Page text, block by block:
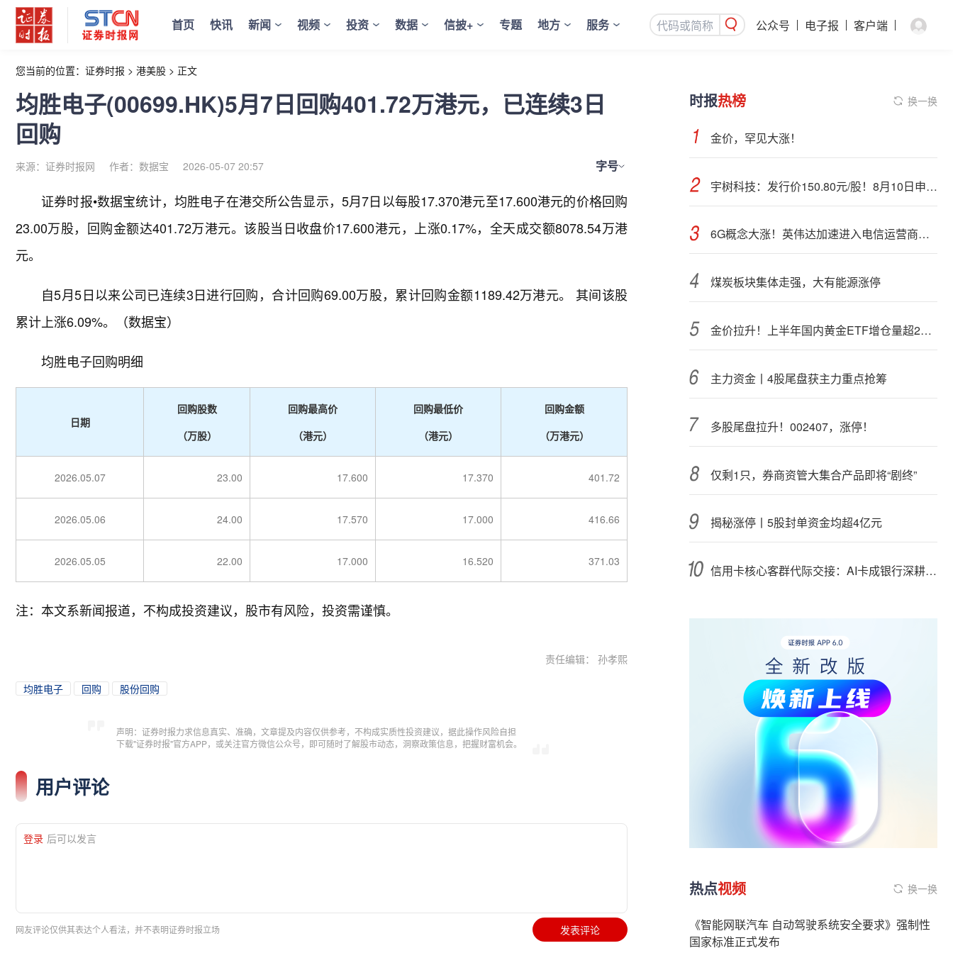
首页 快讯 新闻 视频 投资 数据 信披+ 专题 地方 服务 公众号 电子报 客户端
您当前的位置： 证券时报 > 港美股 > 正文
均胜电子(00699.HK)5月7日回购401.72万港元，已连续3日
回购
来源：证券时报网 作者：数据宝 2026-05-07 20:57 字号
证券时报•数据宝统计，均胜电子在港交所公告显示，5月7日以每股17.370港元至17.600港元的价格回购
23.00万股，回购金额达401.72万港元。该股当日收盘价17.600港元，上涨0.17%，全天成交额8078.54万港
元。
自5月5日以来公司已连续3日进行回购，合计回购69.00万股，累计回购金额1189.42万港元。 其间该股
累计上涨6.09%。（数据宝）
均胜电子回购明细
日期
回购股数
（万股）
回购最高价
（港元）
回购最低价
（港元）
回购金额
（万港元）
2026.05.07 23.00 17.600 17.370 401.72
2026.05.06 24.00 17.570 17.000 416.66
2026.05.05 22.00 17.000 16.520 371.03
注：本文系新闻报道，不构成投资建议，股市有风险，投资需谨慎。
责任编辑： 孙孝熙
均胜电子 回购 股份回购
声明：证券时报力求信息真实、准确，文章提及内容仅供参考，不构成实质性投资建议，据此操作风险自担
下载"证券时报"官方APP，或关注官方微信公众号，即可随时了解股市动态，洞察政策信息，把握财富机会。
用户评论
登录 后可以发言
网友评论仅供其表达个人看法，并不表明证券时报立场 发表评论
时报热榜 换一换
金价，罕见大涨！
宇树科技：发行价150.80元/股！8月10日申购，DeepSeek参与战略配售
6G概念大涨！英伟达加速进入电信运营商市场？
煤炭板块集体走强，大有能源涨停
金价拉升！上半年国内黄金ETF增仓量超28吨
主力资金丨4股尾盘获主力重点抢筹
多股尾盘拉升！002407，涨停！
仅剩1只，券商资管大集合产品即将“剧终”
揭秘涨停丨5股封单资金均超4亿元
信用卡核心客群代际交接：AI卡成银行深耕“新世代”首块试验田
热点视频 换一换
《智能网联汽车 自动驾驶系统安全要求》强制性
国家标准正式发布